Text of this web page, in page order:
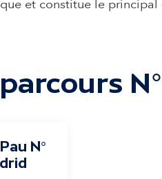
et constitue le
N°
N°